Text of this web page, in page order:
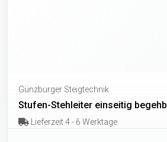
Günzburger Steigtechnik
Stufen-Stehleiter einseitig
Lieferzeit 4 - 6 Werktage